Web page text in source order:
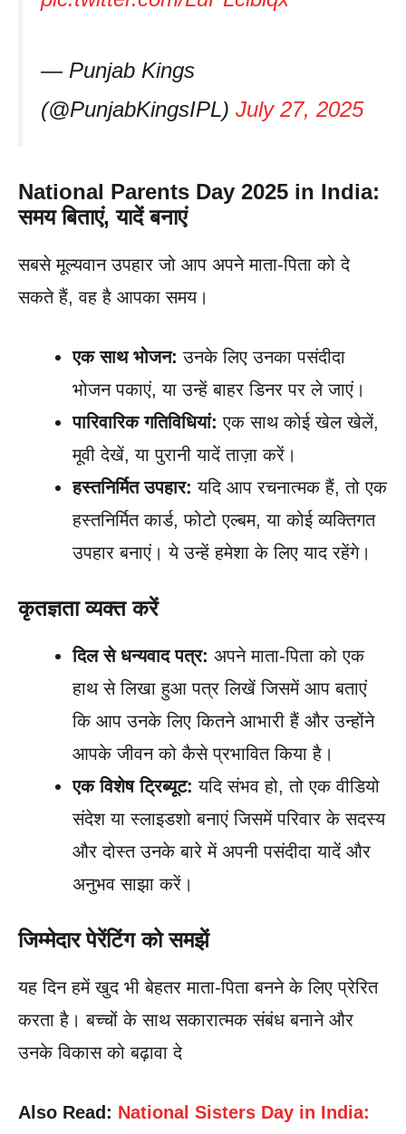
— Punjab Kings
(@PunjabKingsIPL) July 27, 2025
National Parents Day 2025 in India:
समय बिताएं, यादें बनाएं
सबसे मूल्यवान उपहार जो आप अपने माता-पिता को दे
सकते हैं, वह है आपका समय।
एक साथ भोजन: उनके लिए उनका पसंदीदा
भोजन पकाएं, या उन्हें बाहर डिनर पर ले जाएं।
पारिवारिक गतिविधियां: एक साथ कोई खेल खेलें,
मूवी देखें, या पुरानी यादें ताज़ा करें।
हस्तनिर्मित उपहार: यदि आप रचनात्मक हैं, तो एक
हस्तनिर्मित कार्ड, फोटो एल्बम, या कोई व्यक्तिगत
उपहार बनाएं। ये उन्हें हमेशा के लिए याद रहेंगे।
कृतज्ञता व्यक्त करें
दिल से धन्यवाद पत्र: अपने माता-पिता को एक
हाथ से लिखा हुआ पत्र लिखें जिसमें आप बताएं
कि आप उनके लिए कितने आभारी हैं और उन्होंने
आपके जीवन को कैसे प्रभावित किया है।
एक विशेष ट्रिब्यूट: यदि संभव हो, तो एक वीडियो
संदेश या स्लाइडशो बनाएं जिसमें परिवार के सदस्य
और दोस्त उनके बारे में अपनी पसंदीदा यादें और
अनुभव साझा करें।
जिम्मेदार पेरेंटिंग को समझें
यह दिन हमें खुद भी बेहतर माता-पिता बनने के लिए प्रेरित
करता है। बच्चों के साथ सकारात्मक संबंध बनाने और
उनके विकास को बढ़ावा दे
Also Read: National Sisters Day in India: